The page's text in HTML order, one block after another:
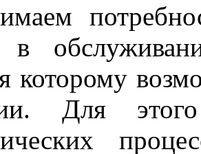
в
которому
Для этого